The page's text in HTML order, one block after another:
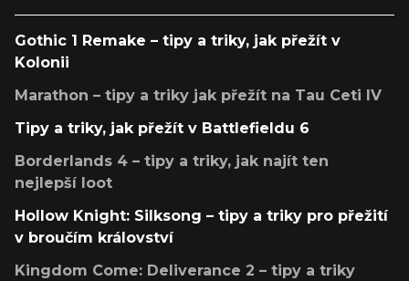
Gothic 1 Remake – tipy a triky, jak přežít v
Kolonii
Marathon – tipy a triky jak přežít na Tau Ceti IV
Tipy a triky, jak přežít v Battlefieldu 6
Borderlands 4 – tipy a triky, jak najít ten
nejlepší loot
Hollow Knight: Silksong – tipy a triky pro přežití
v broučím království
Kingdom Come: Deliverance 2 – tipy a triky